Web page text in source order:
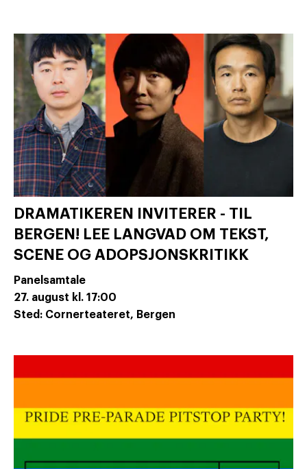
DRAMATIKEREN INVITERER - TIL
BERGEN! LEE LANGVAD OM TEKST,
SCENE OG ADOPSJONSKRITIKK
Panelsamtale
27. august kl. 17:00
Sted: Cornerteateret, Bergen